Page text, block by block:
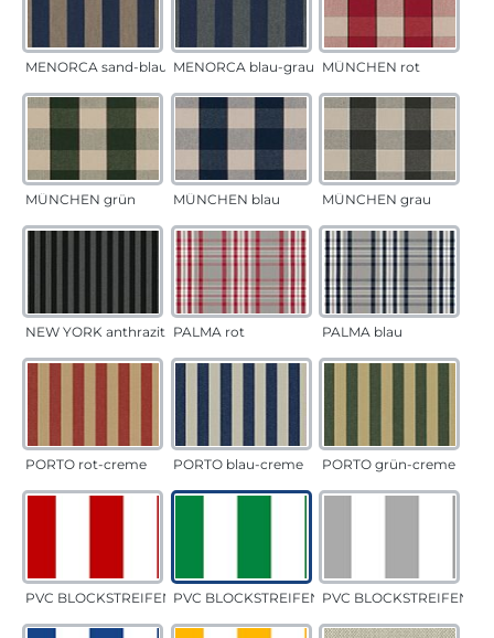
MENORCA sand-blau MENORCA blau-grau MÜNCHEN rot
MÜNCHEN grün MÜNCHEN blau MÜNCHEN grau
NEW YORK anthrazit PALMA rot PALMA blau
PORTO rot-creme PORTO blau-creme PORTO grün-creme
PVC BLOCKSTREIFEN rotPVC BLOCKSTREIFEN grünPVC BLOCKSTREIFEN